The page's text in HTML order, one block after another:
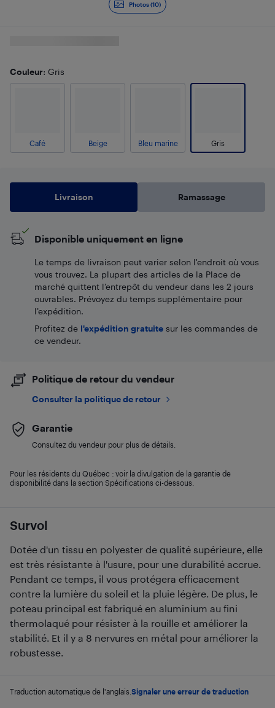
Photos (10)
Survol
Dotée d'un tissu en polyester de qualité supérieure, elle
est très résistante à l'usure, pour une durabilité accrue.
Pendant ce temps, il vous protégera efficacement
contre la lumière du soleil et la pluie légère. De plus, le
poteau principal est fabriqué en aluminium au fini
thermolaqué pour résister à la rouille et améliorer la
stabilité. Et il y a 8 nervures en métal pour améliorer la
robustesse.
Traduction automatique de l'anglais. Signaler une erreur de traduction
Couleur: Gris
Café Beige Bleu marine Gris
Livraison Ramassage
Disponible uniquement en ligne
Le temps de livraison peut varier selon l'endroit où vous
vous trouvez. La plupart des articles de la Place de
marché quittent l’entrepôt du vendeur dans les 2 jours
ouvrables. Prévoyez du temps supplémentaire pour
l’expédition.
Profitez de l'expédition gratuite sur les commandes de
ce vendeur.
Politique de retour du vendeur
Consulter la politique de retour
Garantie
Consultez du vendeur pour plus de détails.
Pour les résidents du Québec : voir la divulgation de la garantie de
disponibilité dans la section Spécifications ci-dessous.